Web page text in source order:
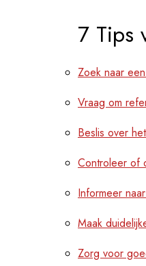
7 Tips
Zoek naar
Vraag om
Beslis over
Controleer of
Informeer
Maak
Zorg voor